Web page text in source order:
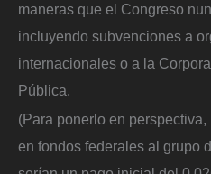
maneras que el Congreso
incluyendo subvenciones a
internacionales o a la
Pública.
(Para ponerlo en
en fondos federales al grupo